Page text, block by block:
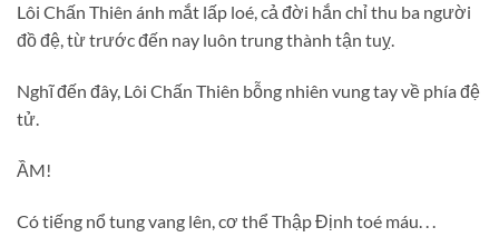
Lôi Chấn Thiên ánh mắt lấp loé, cả đời hắn chỉ thu ba người
đồ đệ, từ trước đến nay luôn trung thành tận tuỵ.
Nghĩ đến đây, Lôi Chấn Thiên bỗng nhiên vung tay về phía đệ
tử.
ẦM!
Có tiếng nổ tung vang lên, cơ thể Thập Định toé máu. . .